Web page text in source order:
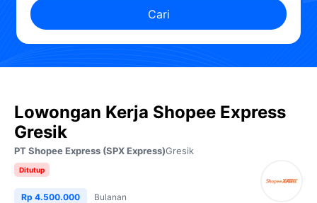
Cari
Lowongan Kerja Shopee Express
Gresik
PT Shopee Express (SPX Express)Gresik
Ditutup
Rp 4.500.000 Bulanan